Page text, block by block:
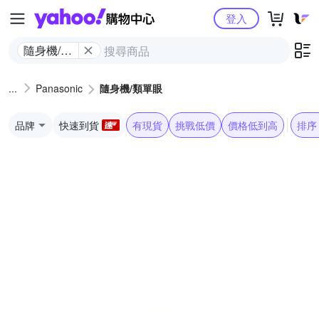
Yahoo購物中心
隨身機/類
登入
Panasonic 隨身機/類單眼
品牌 快速到貨 有現貨 挑戰低價 價格低到高 排序